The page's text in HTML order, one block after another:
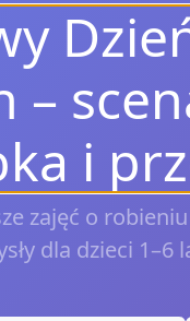
–
i
zajęć o
dla dzieci